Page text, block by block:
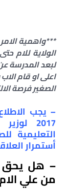
***واهمية
الولاية للام
لبعد المدرسة
اعلى او قام
الصغير فرصة
2017
التعليمية
أستمرار
– هل يحق
من علي